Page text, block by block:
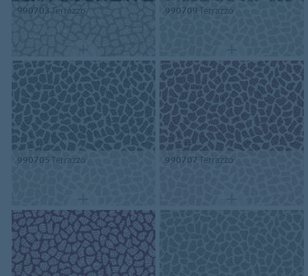
990703 Terrazzo 990709Terrazzo
990705 Terrazzo 990707Terrazzo